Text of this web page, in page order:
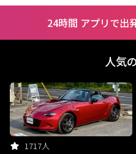
24時間 アプリで出
人気
1717人